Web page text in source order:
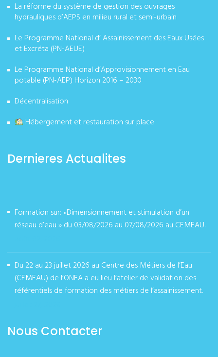
La réforme du système de gestion des ouvrages
hydrauliques d’AEPS en milieu rural et semi-urbain
Le Programme National d’ Assainissement des Eaux Usées
et Excréta (PN-AEUE)
Le Programme National d’Approvisionnement en Eau
potable (PN-AEP) Horizon 2016 – 2030
Décentralisation
Hébergement et restauration sur place
Dernieres Actualites
Formation sur: »Dimensionnement et stimulation d’un
réseau d’eau » du 03/08/2026 au 07/08/2026 au CEMEAU.
Du 22 au 23 juillet 2026 au Centre des Métiers de l’Eau
(CEMEAU) de l’ONEA a eu lieu l’atelier de validation des
référentiels de formation des métiers de l’assainissement.
Nous Contacter